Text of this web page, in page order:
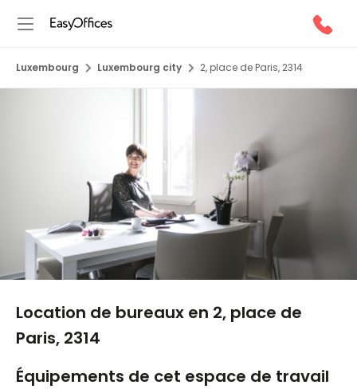
Luxembourg Luxembourg city 2, place de Paris, 2314
Location de bureaux en 2, place de
Paris, 2314
Équipements de cet espace de travail